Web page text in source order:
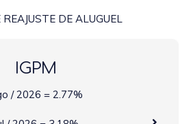
DE ALUGUEL
IGPM
/ 2026 = 2.77%